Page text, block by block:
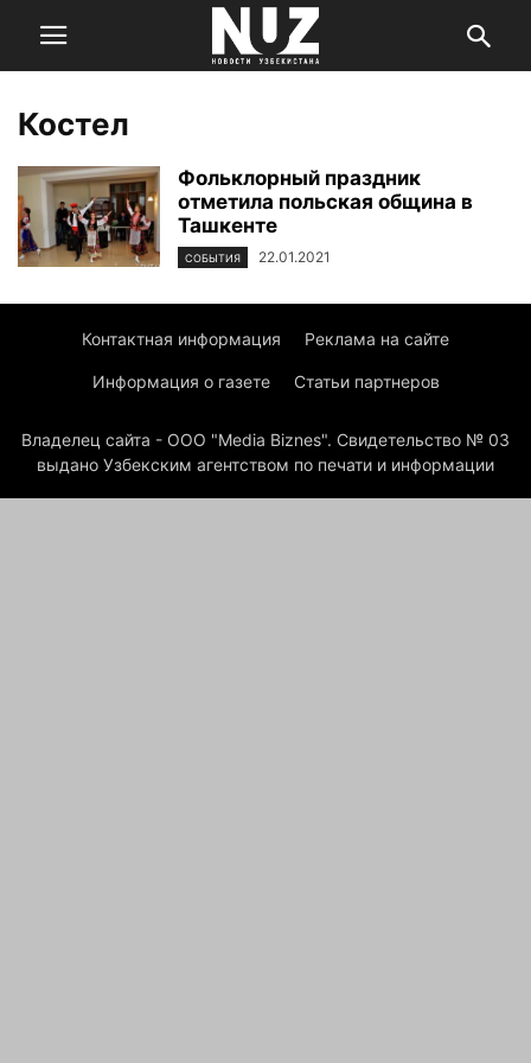
Костел
Фольклорный праздник
отметила польская община в
Ташкенте
СОБЫТИЯ 22.01.2021
Контактная информация Реклама на сайте
Информация о газете Статьи партнеров
Владелец сайта - ООО "Media Biznes". Свидетельство № 03
выдано Узбекским агентством по печати и информации